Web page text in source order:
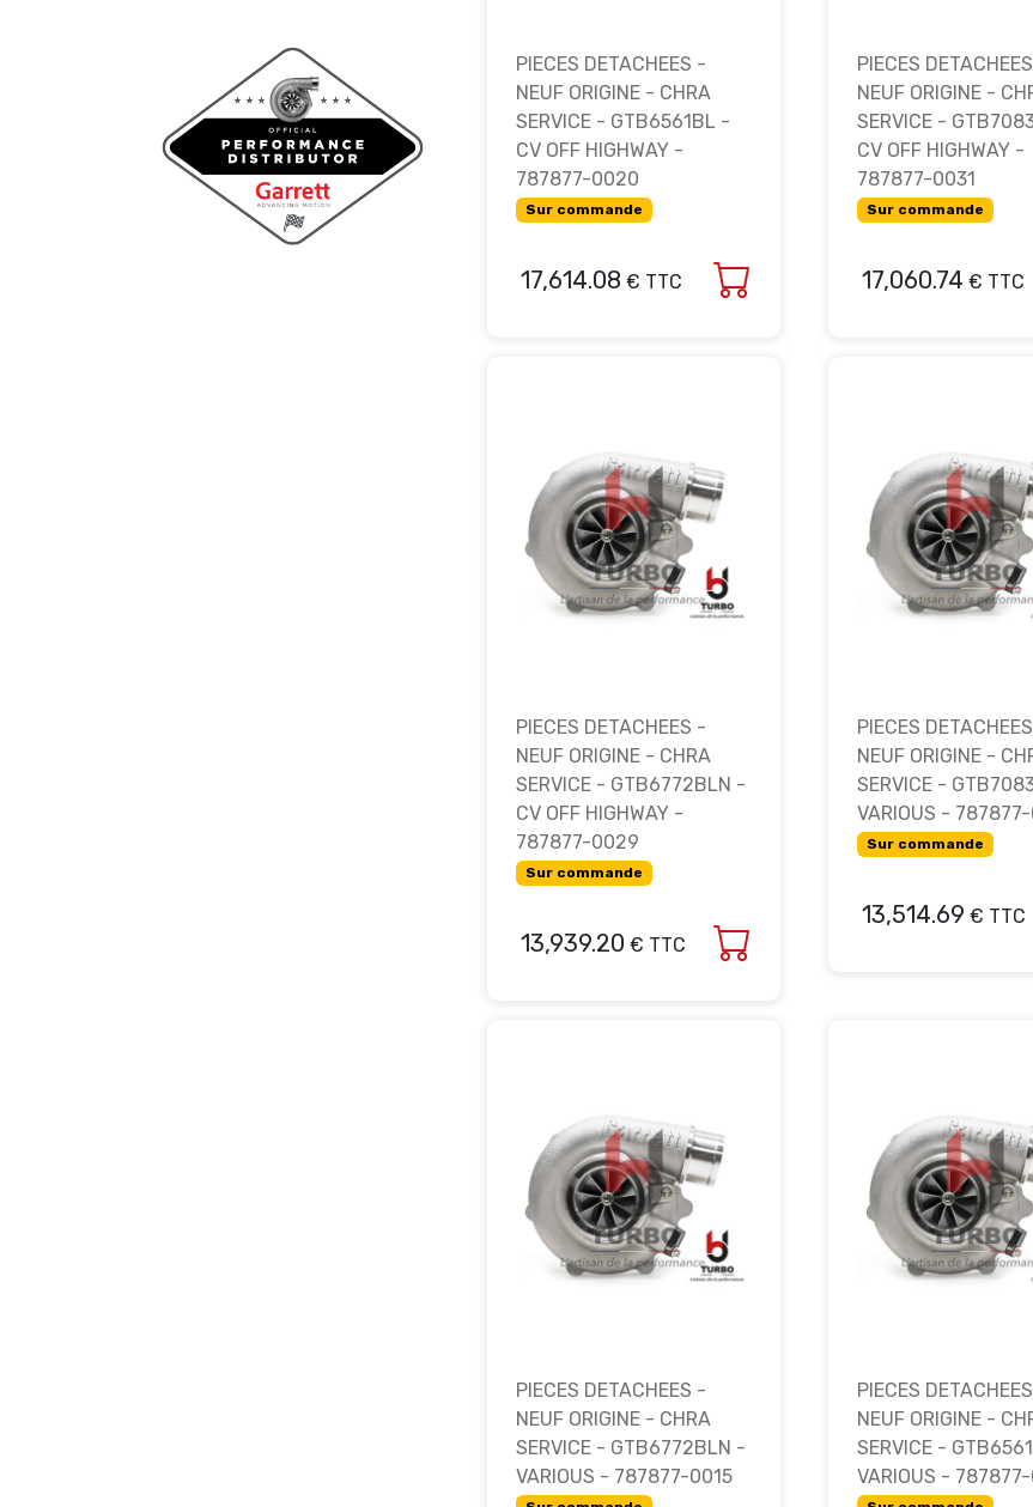
PIECES DETACHEES -
NEUF ORIGINE - CHRA
SERVICE - GTB6561BL -
CV OFF HIGHWAY -
787877-0020
Sur commande
17,614.08 € TTC
PIECES
NEUF ORIGINE -
SERVICE -
CV OFF HIGHWAY -
787877-0031
Sur commande
17,060.74 € TTC
PIECES DETACHEES -
NEUF ORIGINE - CHRA
SERVICE - GTB6772BLN -
CV OFF HIGHWAY -
787877-0029
Sur commande
13,939.20 € TTC
PIECES
NEUF ORIGINE -
SERVICE -
VARIOUS -
Sur commande
13,514.69 € TTC
PIECES DETACHEES -
NEUF ORIGINE - CHRA
SERVICE - GTB6772BLN -
VARIOUS - 787877-0015
PIECES
NEUF ORIGINE -
SERVICE -
VARIOUS -